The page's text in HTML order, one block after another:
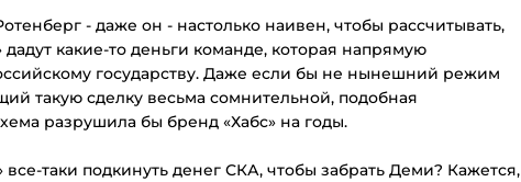
- даже он - настолько наивен, чтобы рассчитывать,
дадут какие-то деньги команде, которая напрямую
государству. Даже если бы не нынешний режим
такую сделку весьма сомнительной, подобная
разрушила бы бренд «Хабс» на годы.
все-таки подкинуть денег СКА, чтобы забрать Деми? Кажется,